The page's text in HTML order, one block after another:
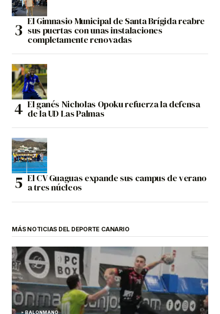
El Gimnasio Municipal de Santa Brígida reabre
sus puertas con unas instalaciones
completamente renovadas
El ganés Nicholas Opoku refuerza la defensa
de la UD Las Palmas
El CV Guaguas expande sus campus de verano
a tres núcleos
MÁS NOTICIAS DEL DEPORTE CANARIO
BALONMANO